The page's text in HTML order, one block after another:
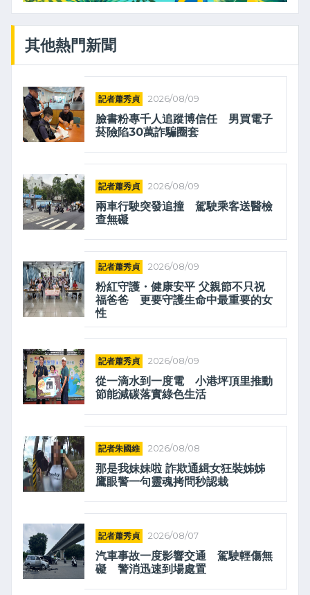
其他熱門新聞
記者蕭秀貞 2026/08/09
臉書粉專千人追蹤博信任 男買電子
菸險陷30萬詐騙圈套
記者蕭秀貞 2026/08/09
兩車行駛突發追撞 駕駛乘客送醫檢
查無礙
記者蕭秀貞 2026/08/09
粉紅守護・健康安平 父親節不只祝
福爸爸 更要守護生命中最重要的女
性
記者蕭秀貞 2026/08/09
從一滴水到一度電 小港坪頂里推動
節能減碳落實綠色生活
記者朱國維 2026/08/08
那是我妹妹啦 詐欺通緝女狂裝姊姊
鷹眼警一句靈魂拷問秒認栽
記者蕭秀貞 2026/08/07
汽車事故一度影響交通 駕駛輕傷無
礙 警消迅速到場處置